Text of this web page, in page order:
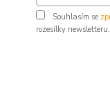
Souhlasím se
rozesílky newsletteru.